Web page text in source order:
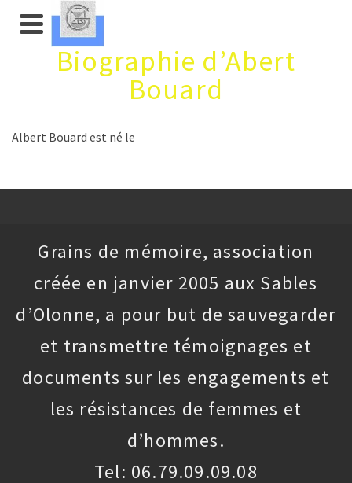
Biographie d’Abert
Bouard
Albert Bouard est né le
Grains de mémoire, association
créée en janvier 2005 aux Sables
d’Olonne, a pour but de sauvegarder
et transmettre témoignages et
documents sur les engagements et
les résistances de femmes et
d’hommes.
Tel: 06.79.09.09.08